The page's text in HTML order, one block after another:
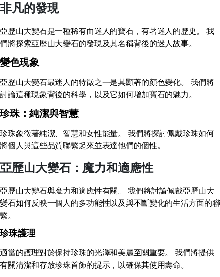
非凡的發現
亞歷山大變石是一種稀有而迷人的寶石，有著迷人的歷史。 我
們將探索亞歷山大變石的發現及其名稱背後的迷人故事。
變色現象
亞歷山大變石最迷人的特徵之一是其顯著的顏色變化。 我們將
討論這種現象背後的科學，以及它如何增加寶石的魅力。
珍珠：純潔與智慧
珍珠象徵著純潔、智慧和女性能量。 我們將探討佩戴珍珠如何
將個人與這些品質聯繫起來並表達他們的個性。
亞歷山大變石：魔力和適應性
亞歷山大變石與魔力和適應性有關。 我們將討論佩戴亞歷山大
變石如何反映一個人的多功能性以及與不斷變化的生活方面的聯
繫。
珍珠護理
適當的護理對於保持珍珠的光澤和美麗至關重要。 我們將提供
有關清潔和存放珍珠首飾的提示，以確保其使用壽命。